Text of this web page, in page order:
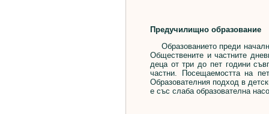
Предучилищно образование
Образованието преди
Обществените и частните
деца от три до пет години
частни. Посещаемостта на
Образователния подход в
е със слаба образователна